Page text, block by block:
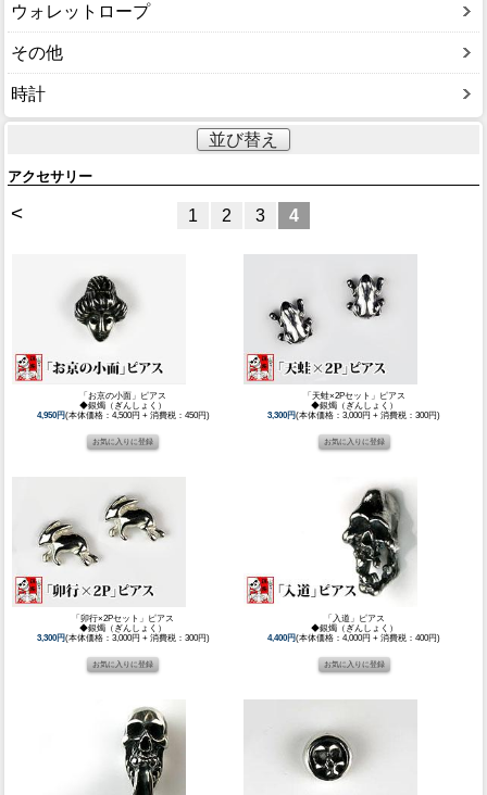
ウォレットロープ
その他
時計
並び替え
アクセサリー
< 1 2 3 4
「お京の小面」ピアス
◆銀燭（ぎんしょく）
4,950円(本体価格：4,500円 + 消費税：450円)
「天蛙×2Pセット」ピアス
◆銀燭（ぎんしょく）
3,300円(本体価格：3,000円 + 消費税：300円)
「卯行×2Pセット」ピアス
◆銀燭（ぎんしょく）
3,300円(本体価格：3,000円 + 消費税：300円)
「入道」ピアス
◆銀燭（ぎんしょく）
4,400円(本体価格：4,000円 + 消費税：400円)